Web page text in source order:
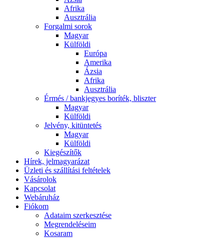
Afrika
Ausztrália
Forgalmi sorok
Magyar
Külföldi
Európa
Amerika
Ázsia
Afrika
Ausztrália
Érmés / bankjegyes boríték, bliszter
Magyar
Külföldi
Jelvény, kitüntetés
Magyar
Külföldi
Kiegészítők
Hírek, jelmagyarázat
Üzleti és szállítási feltételek
Vásárolok
Kapcsolat
Webáruház
Fiókom
Adataim szerkesztése
Megrendeléseim
Kosaram